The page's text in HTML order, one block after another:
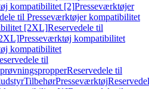
kompatibilitet [2]Presseværktøjer
til Presseværktøjer kompatibilitet
[2XL]Reservedele til
Presseværktøj kompatibilitet
kompatibilitet
til
Reservedele til
TilbehørPresseværktøj